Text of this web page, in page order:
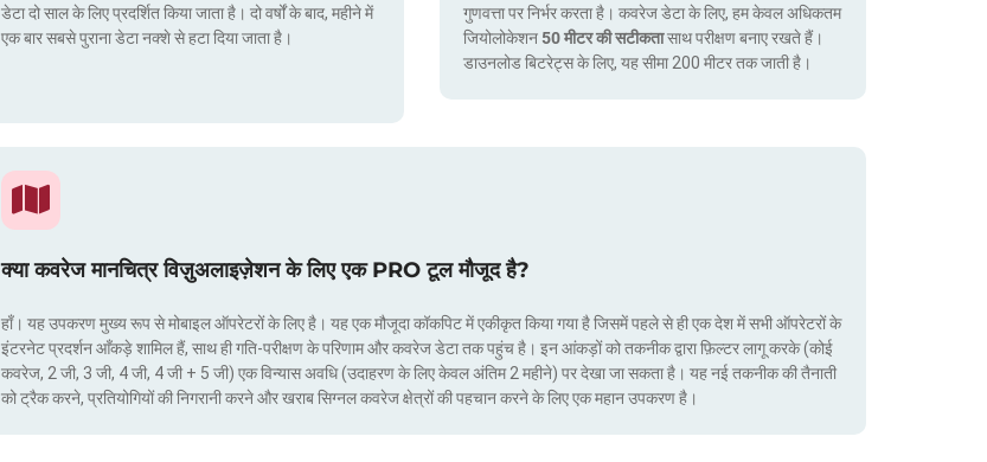
डेटा दो साल के लिए प्रदर्शित किया जाता है। दो वर्षों के बाद, महीने में
एक बार सबसे पुराना डेटा नक्शे से हटा दिया जाता है।
गुणवत्ता पर निर्भर करता है। कवरेज डेटा के लिए, हम केवल अधिकतम
जियोलोकेशन50 मीटर की सटीकतासाथ परीक्षण बनाए रखते हैं।
डाउनलोड बिटरेट्स के लिए, यह सीमा 200 मीटर तक जाती है।
क्या कवरेज मानचित्र विज़ुअलाइज़ेशन के लिए एक PRO टूल मौजूद है?
हाँ। यह उपकरण मुख्य रूप से मोबाइल ऑपरेटरों के लिए है। यह एक मौजूदा कॉकपिट में एकीकृत किया गया है जिसमें पहले से ही एक देश में सभी ऑपरेटरों के
इंटरनेट प्रदर्शन आँकड़े शामिल हैं, साथ ही गति-परीक्षण के परिणाम और कवरेज डेटा तक पहुंच है। इन आंकड़ों को तकनीक द्वारा फ़िल्टर लागू करके (कोई
कवरेज, 2 जी, 3 जी, 4 जी, 4 जी + 5 जी) एक विन्यास अवधि (उदाहरण के लिए केवल अंतिम 2 महीने) पर देखा जा सकता है। यह नई तकनीक की तैनाती
को ट्रैक करने, प्रतियोगियों की निगरानी करने और खराब सिग्नल कवरेज क्षेत्रों की पहचान करने के लिए एक महान उपकरण है।